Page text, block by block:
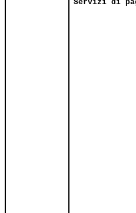
Servizi di